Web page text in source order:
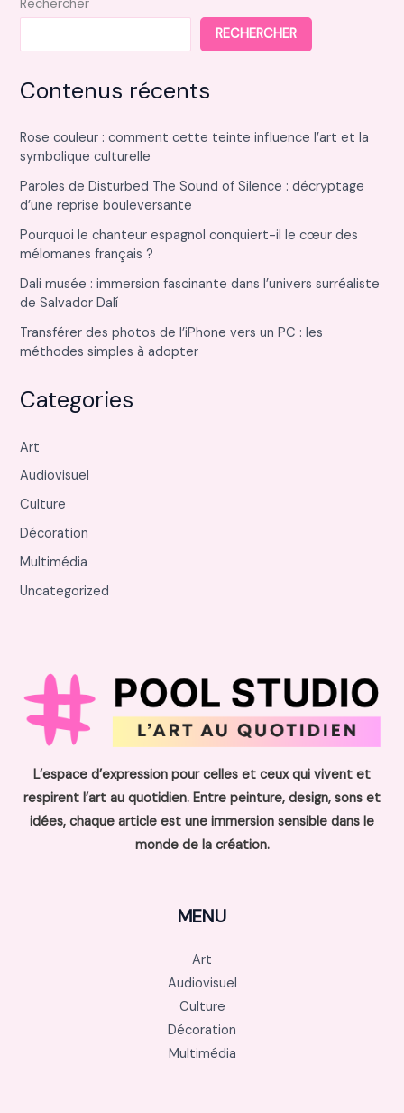
soi
Rechercher
RECHERCHER
Contenus récents
Rose couleur : comment cette teinte influence l’art et la
symbolique culturelle
Paroles de Disturbed The Sound of Silence : décryptage
d’une reprise bouleversante
Pourquoi le chanteur espagnol conquiert-il le cœur des
mélomanes français ?
Dali musée : immersion fascinante dans l’univers surréaliste
de Salvador Dalí
Transférer des photos de l’iPhone vers un PC : les
méthodes simples à adopter
Categories
Art
Audiovisuel
Culture
Décoration
Multimédia
Uncategorized
L’espace d’expression pour celles et ceux qui vivent et
respirent l’art au quotidien. Entre peinture, design, sons et
idées, chaque article est une immersion sensible dans le
monde de la création.
MENU
Art
Audiovisuel
Culture
Décoration
Multimédia